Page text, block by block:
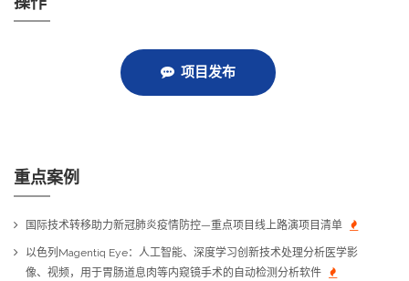
项目发布
重点案例
国际技术转移助力新冠肺炎疫情防控—重点项目线上路演项目清单
以色列Magentiq Eye：人工智能、深度学习创新技术处理分析医学影
像、视频，用于胃肠道息肉等内窥镜手术的自动检测分析软件